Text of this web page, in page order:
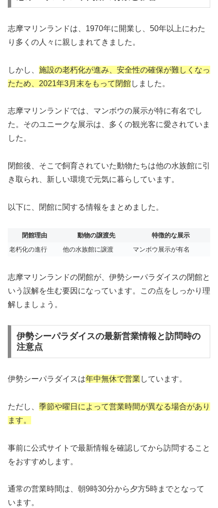
志摩マリンランドは、1970年に開業し、50年以上にわた
り多くの人々に親しまれてきました。
しかし、 施設の老朽化が進み、安全性の確保が難しくなっ
たため、2021年3月末をもって閉館しました。
志摩マリンランドでは、マンボウの展示が特に有名でし
た。そのユニークな展示は、多くの観光客に愛されていま
した。
閉館後、そこで飼育されていた動物たちは他の水族館に引
き取られ、新しい環境で元気に暮らしています。
以下に、閉館に関する情報をまとめました。
閉館理由 動物の譲渡先
特徴的な展示
老朽化の進行
他の水族館に譲渡 マンボウ展示が有名
志摩マリンランドの閉館が、伊勢シーパラダイスの閉館と
いう誤解を生む要因になっています。この点をしっかり理
解しましょう。
伊勢シーパラダイスの最新営業情報と訪問時の
注意点
伊勢シーパラダイスは年中無休で営業 しています。
ただし、 季節や曜日によって営業時間が異なる場合があり
ます。
事前に公式サイトで最新情報を確認してから訪問すること
をおすすめします。
通常の営業時間は、朝9時30分から夕方5時までとなって
います。